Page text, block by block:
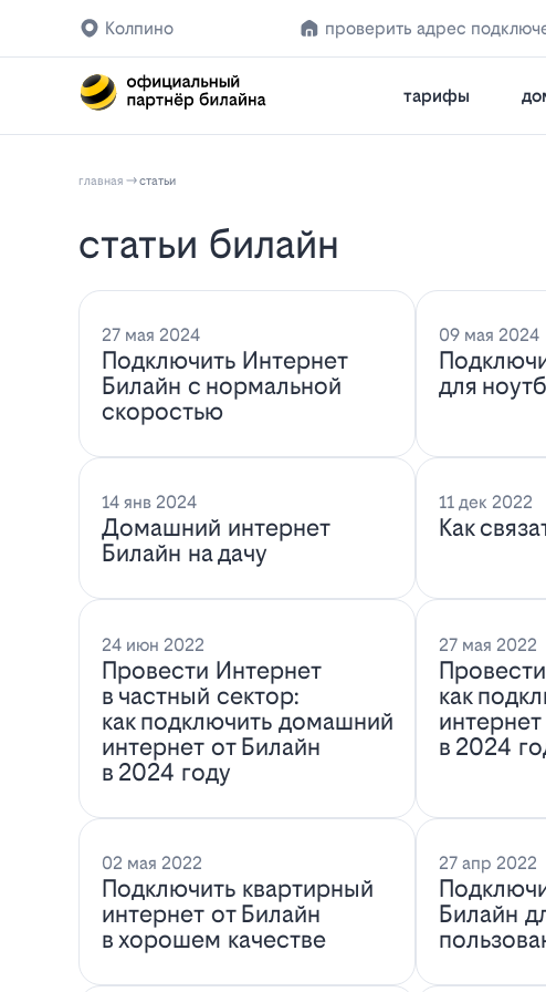
Колпино проверить адрес
тарифы
главная статьи
статьи билайн
27 мая 2024
Подключить Интернет
Билайн с нормальной
скоростью
09 мая 2024
для
14 янв 2024
Домашний интернет
Билайн на дачу
11 дек 2022
Как
24 июн 2022
Провести Интернет
в частный сектор:
как подключить домашний
интернет от Билайн
в 2024 году
27 мая 2022
как
в 2024
02 мая 2022
Подключить квартирный
интернет от Билайн
в хорошем качестве
27 апр 2022
Билайн